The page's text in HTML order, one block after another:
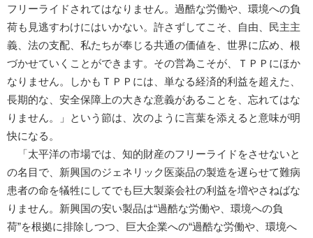
フリーライドされてはなりません。過酷な労働や、環境への負
荷も見逃すわけにはいかない。許さずしてこそ、自由、民主主
義、法の支配、私たちが奉じる共通の価値を、世界に広め、根
づかせていくことができます。その営為こそが、ＴＰＰにほか
なりません。しかもＴＰＰには、単なる経済的利益を超えた、
長期的な、安全保障上の大きな意義があることを、忘れてはな
りません。」という節は、次のように言葉を添えると意味が明
快になる。
「太平洋の市場では、知的財産のフリーライドをさせないと
の名目で、新興国のジェネリック医薬品の製造を遅らせて難病
患者の命を犠牲にしてでも巨大製薬会社の利益を増やさねばな
りません。新興国の安い製品は“過酷な労働や、環境への負
荷”を根拠に排除しつつ、巨大企業への“過酷な労働や、環境へ